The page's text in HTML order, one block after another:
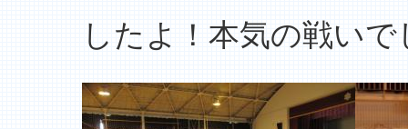
したよ！本気の戦いで